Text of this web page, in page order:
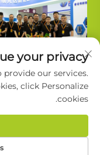
حقوق النشر © شركة نانجينغ
معلومات
your privacy
our services.
click Personalize
cookies.